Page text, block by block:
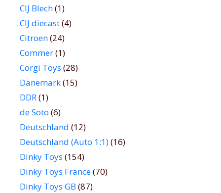
CIJ Blech(1)
CIJ diecast(4)
Citroen(24)
Commer(1)
Corgi Toys (28)
Dänemark(15)
DDR(1)
de Soto (6)
Deutschland (12)
Deutschland (Auto 1:1)(16)
Dinky Toys (154)
Dinky Toys France(70)
Dinky Toys GB (87)